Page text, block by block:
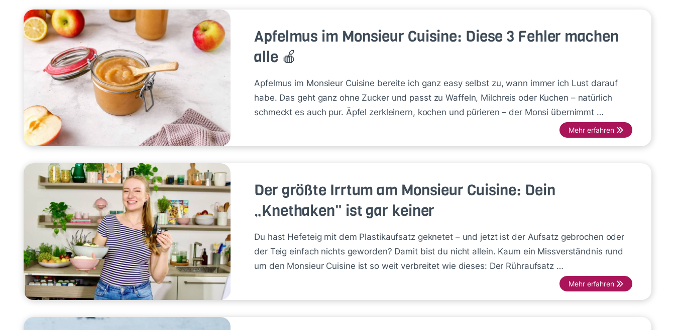
Apfelmus im Monsieur Cuisine: Diese 3 Fehler machen
alle 🍎
Apfelmus im Monsieur Cuisine bereite ich ganz easy selbst zu, wann immer ich Lust darauf
habe. Das geht ganz ohne Zucker und passt zu Waffeln, Milchreis oder Kuchen – natürlich
schmeckt es auch pur. Äpfel zerkleinern, kochen und pürieren – der Monsi übernimmt …
Mehr erfahren
Der größte Irrtum am Monsieur Cuisine: Dein
„Knethaken" ist gar keiner
Du hast Hefeteig mit dem Plastikaufsatz geknetet – und jetzt ist der Aufsatz gebrochen oder
der Teig einfach nichts geworden? Damit bist du nicht allein. Kaum ein Missverständnis rund
um den Monsieur Cuisine ist so weit verbreitet wie dieses: Der Rühraufsatz …
Mehr erfahren